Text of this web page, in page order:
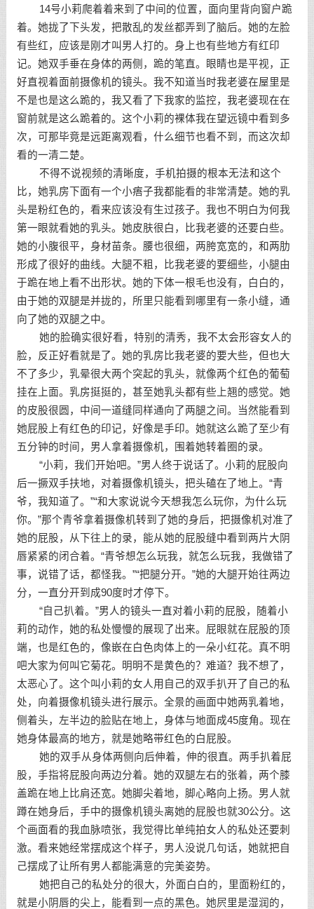
14号小莉爬着着来到了中间的位置，面向里背向窗户跪
着。她拢了下头发，把散乱的发丝都弄到了脑后。她的左脸
有些红，应该是刚才叫男人打的。身上也有些地方有红印
记。她双手垂在身体的两侧，跪的笔直。眼睛也是平视，正
好直视着面前摄像机的镜头。我不知道当时我老婆在屋里是
不是也是这么跪的，我又看了下我家的监控，我老婆现在在
窗前就是这么跪着的。这个小莉的裸体我在望远镜中看到多
次，可那毕竟是远距离观看，什么细节也看不到，而这次却
看的一清二楚。
不得不说视频的清晰度，手机拍摄的根本无法和这个
比，她乳房下面有一个小痦子我都能看的非常清楚。她的乳
头是粉红色的，看来应该没有生过孩子。我也不明白为何我
第一眼就看她的乳头。她皮肤很白，比我老婆的还要白些。
她的小腹很平，身材苗条。腰也很细，两胯宽宽的，和两肋
形成了很好的曲线。大腿不粗，比我老婆的要细些，小腿由
于跪在地上看不出形状。她的下体一根毛也没有，白白的，
由于她的双腿是并拢的，所里只能看到哪里有一条小缝，通
向了她的双腿之中。
她的脸确实很好看，特别的清秀，我不太会形容女人的
脸，反正好看就是了。她的乳房比我老婆的要大些，但也大
不了多少，乳晕很大两个突起的乳头，就像两个红色的葡萄
挂在上面。乳房挺挺的，甚至她乳头都有些上翘的感觉。她
的皮股很圆，中间一道缝同样通向了两腿之间。当然能看到
她屁股上有红色的印记，好像是手印。她就这么跪了至少有
五分钟的时间，男人拿着摄像机，围着她转着圈的录。
“小莉，我们开始吧。”男人终于说话了。小莉的屁股向
后一撅双手扶地，对着摄像机镜头，把头磕在了地上。“青
爷，我知道了。”“和大家说说今天想我怎么玩你，为什么玩
你。”那个青爷拿着摄像机转到了她的身后，把摄像机对准了
她的屁股，从下往上的录，能从她的屁股缝中看到两片大阴
唇紧紧的闭合着。“青爷想怎么玩我，就怎么玩我，我做错了
事，说错了话，都怪我。”“把腿分开。”她的大腿开始往两边
分，一直分开到成90度时才停下。
“自己扒着。”男人的镜头一直对着小莉的屁股，随着小
莉的动作，她的私处慢慢的展现了出来。屁眼就在屁股的顶
端，也是红色的，像嵌在白色肉体上的一朵小红花。真不明
吧大家为何叫它菊花。明明不是黄色的？难道？我不想了，
太恶心了。这个叫小莉的女人用自己的双手扒开了自己的私
处，向着摄像机镜头进行展示。全景的画面中她两乳着地，
侧着头，左半边的脸贴在地上，身体与地面成45度角。现在
她身体最高的地方，就是她略带红色的白屁股。
她的双手从身体两侧向后伸着，伸的很直。两手扒着屁
股，手指将屁股向两边分着。她的双腿左右的张着，两个膝
盖跪在地上比肩还宽。她脚尖着地，脚心略向上扬。男人就
蹲在她身后，手中的摄像机镜头离她的屁股也就30公分。这
个画面看的我血脉喷张，我觉得比单纯拍女人的私处还要刺
激。看来她经常摆成这个样子，男人没说几句话，她就把自
己摆成了让所有男人都能满意的完美姿势。
她把自己的私处分的很大，外面白白的，里面粉红的，
就是小阴唇的尖上，能看到一点的黑色。她屄里是湿润的，